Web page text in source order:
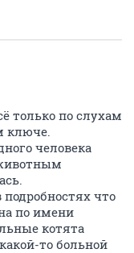
только по слухам
ключе.
человека
что
по имени
котята
то больной